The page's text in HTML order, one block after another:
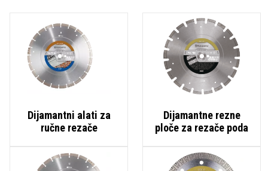
Dijamantni alati za
ručne rezače
Dijamantne rezne
ploče za rezače poda